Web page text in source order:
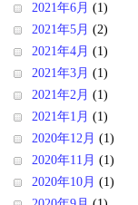
2021年6月 (1)
2021年5月 (2)
2021年4月 (1)
2021年3月 (1)
2021年2月 (1)
2021年1月 (1)
2020年12月 (1)
2020年11月 (1)
2020年10月 (1)